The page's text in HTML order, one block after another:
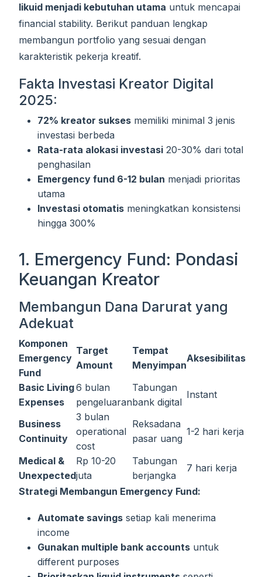
likuid menjadi kebutuhan utama untuk mencapai
financial stability. Berikut panduan lengkap
membangun portfolio yang sesuai dengan
karakteristik pekerja kreatif.
Fakta Investasi Kreator Digital
2025:
72% kreator sukses memiliki minimal 3 jenis
investasi berbeda
Rata-rata alokasi investasi 20-30% dari total
penghasilan
Emergency fund 6-12 bulan menjadi prioritas
utama
Investasi otomatis meningkatkan konsistensi
hingga 300%
1. Emergency Fund: Pondasi
Keuangan Kreator
Membangun Dana Darurat yang
Adekuat
Komponen
Emergency
Fund
Target
Amount
Tempat
Menyimpan
Aksesibilitas
Basic Living
Expenses
6 bulan
pengeluaran
Tabungan
bank digital
Instant
Business
Continuity
3 bulan
operational
cost
Reksadana
pasar uang
1-2 hari kerja
Medical &
Unexpected
Rp 10-20
juta
Tabungan
berjangka
7 hari kerja
Strategi Membangun Emergency Fund:
Automate savings setiap kali menerima
income
Gunakan multiple bank accounts untuk
different purposes